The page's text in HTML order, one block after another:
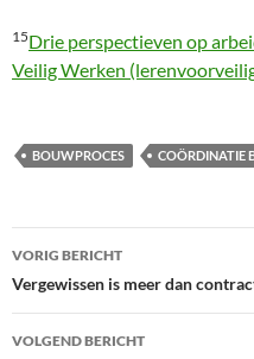
15Drie perspectieven op
Veilig Werken
BOUWPROCES COÖRDINATIE
Bericht
navigatie
VORIG BERICHT
Vergewissen is meer dan
VOLGEND BERICHT